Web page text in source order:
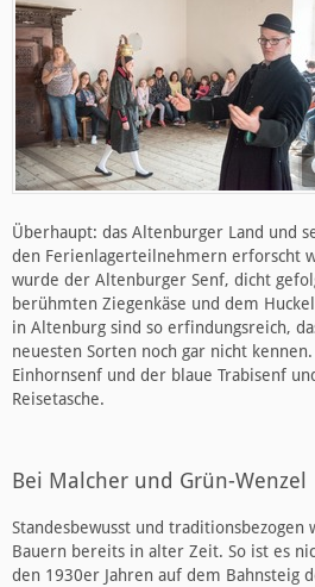
Überhaupt: das Altenburger Land und
den Ferienlagerteilnehmern erforscht
wurde der Altenburger Senf, dicht
berühmten Ziegenkäse und dem
in Altenburg sind so erfindungsreich,
neuesten Sorten noch gar nicht
Einhornsenf und der blaue Trabisenf
Reisetasche.
Bei Malcher und Grün-Wenzel
Standesbewusst und
Bauern bereits in alter Zeit. So ist es
den 1930er Jahren auf dem Bahnsteig